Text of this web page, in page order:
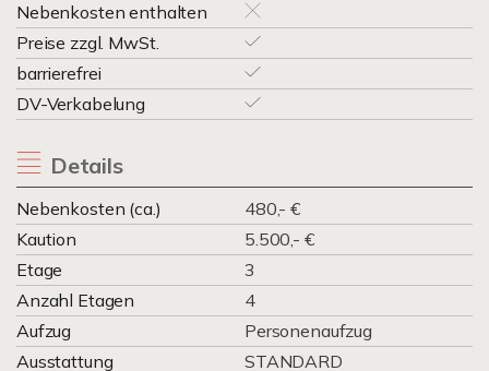
Nebenkosten enthalten
Preise zzgl. MwSt.
barrierefrei
DV-Verkabelung
Details
Nebenkosten (ca.)
480,- €
Kaution
5.500,- €
Etage
3
Anzahl Etagen
4
Aufzug
Personenaufzug
Ausstattung
STANDARD